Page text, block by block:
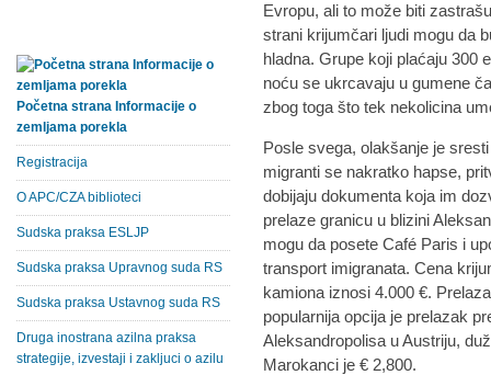
Evropu, ali to može biti
strani krijumčari ljudi mogu da
hladna. Grupe koji plaćaju 300
noću se ukrcavaju u gumene
zbog toga što tek nekolicina
Posle svega, olakšanje je
migranti se nakratko hapse,
dobijaju dokumenta koja im
prelaze granicu u blizini
mogu da posete Café Paris i
transport imigranata. Cena
kamiona iznosi 4.000 €.
popularnija opcija je prelazak
Aleksandropolisa u Austriju,
Marokanci je € 2,800.
Početna strana Informacije o
zemljama porekla
Registracija
O APC/CZA biblioteci
Sudska praksa ESLJP
Sudska praksa Upravnog suda RS
Sudska praksa Ustavnog suda RS
Druga inostrana azilna praksa
strategije, izvestaji i zakljuci o azilu